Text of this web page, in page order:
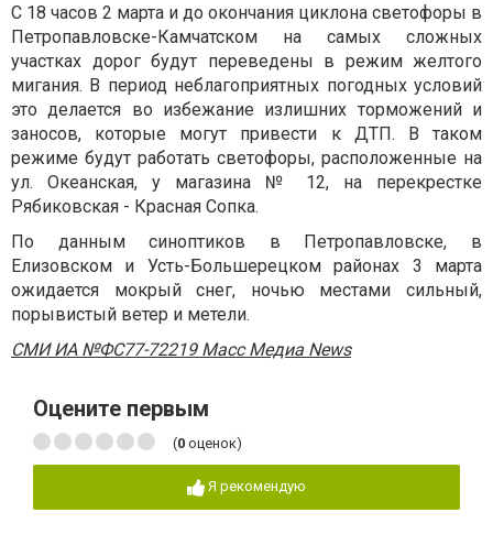
С 18 часов 2 марта и до окончания циклона светофоры в
Петропавловске-Камчатском на самых сложных
участках дорог будут переведены в режим желтого
мигания. В период неблагоприятных погодных условий
это делается во избежание излишних торможений и
заносов, которые могут привести к ДТП. В таком
режиме будут работать светофоры, расположенные на
ул. Океанская, у магазина № 12, на перекрестке
Рябиковская - Красная Сопка.
По данным синоптиков в Петропавловске, в
Елизовском и Усть-Большерецком районах 3 марта
ожидается мокрый снег, ночью местами сильный,
порывистый ветер и метели.
СМИ ИА №ФС77-72219 Масс Медиа News
Оцените первым
(0 оценок)
Я рекомендую